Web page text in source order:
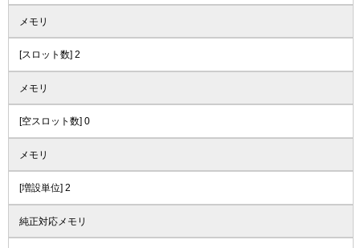
メモリ
[スロット数] 2
メモリ
[空スロット数] 0
メモリ
[増設単位] 2
純正対応メモリ